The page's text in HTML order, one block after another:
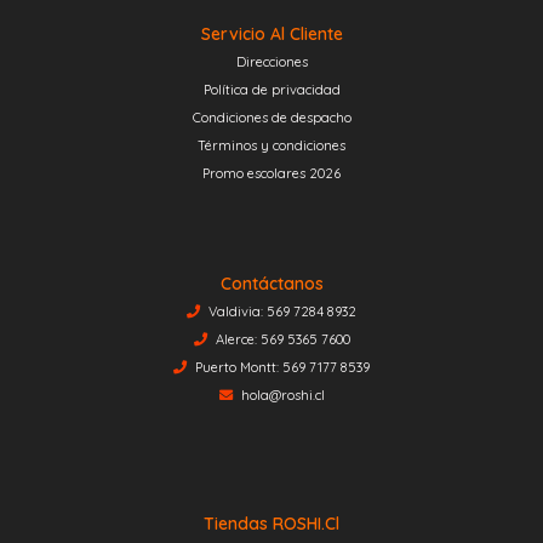
Servicio Al Cliente
Direcciones
Política de privacidad
Condiciones de despacho
Términos y condiciones
Promo escolares 2026
Contáctanos
Valdivia: 569 7284 8932
Alerce: 569 5365 7600
Puerto Montt: 569 7177 8539
hola@roshi.cl
Tiendas ROSHI.cl